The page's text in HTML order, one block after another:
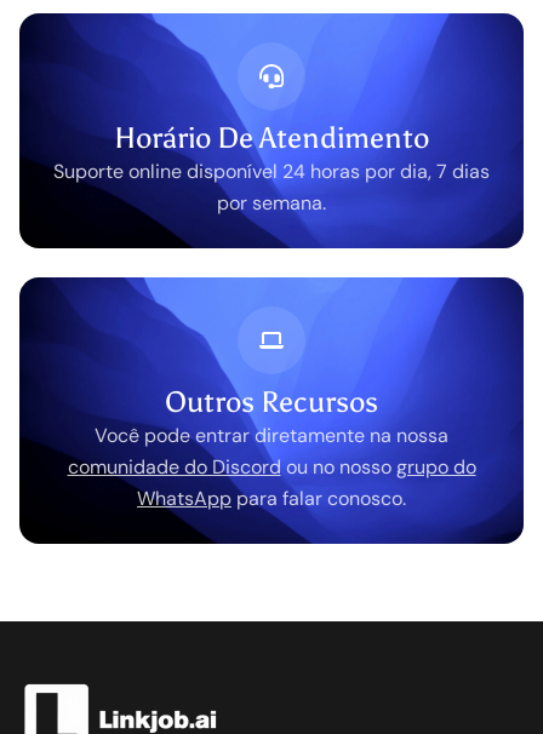
Horário De Atendimento
Suporte online disponível 24 horas por dia, 7 dias
por semana.
Outros Recursos
Você pode entrar diretamente na nossa
comunidade do Discordou no nossogrupo do
WhatsApp para falar conosco.